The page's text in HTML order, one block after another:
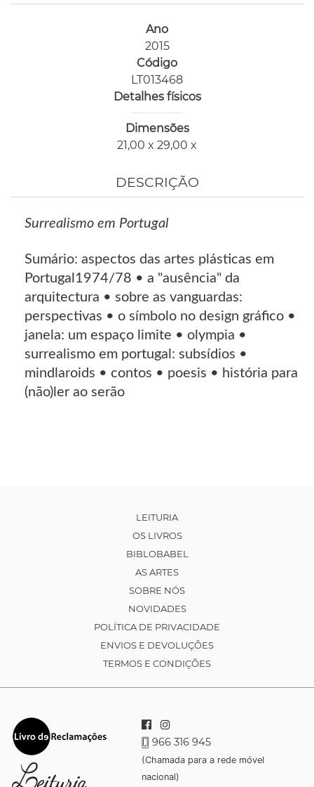
Ano
2015
Código
LT013468
Detalhes físicos
Dimensões
21,00 x 29,00 x
DESCRIÇÃO
Surrealismo em Portugal
Sumário: aspectos das artes plásticas em
Portugal1974/78 • a "ausência" da
arquitectura • sobre as vanguardas:
perspectivas • o símbolo no design gráfico •
janela: um espaço limite • olympia •
surrealismo em portugal: subsídios •
mindlaroids • contos • poesis • história para
(não)ler ao serão
LEITURIA
OS LIVROS
BIBLOBABEL
AS ARTES
SOBRE NÓS
NOVIDADES
POLÍTICA DE PRIVACIDADE
ENVIOS E DEVOLUÇÕES
TERMOS E CONDIÇÕES
966 316 945
(Chamada para a rede móvel
nacional)